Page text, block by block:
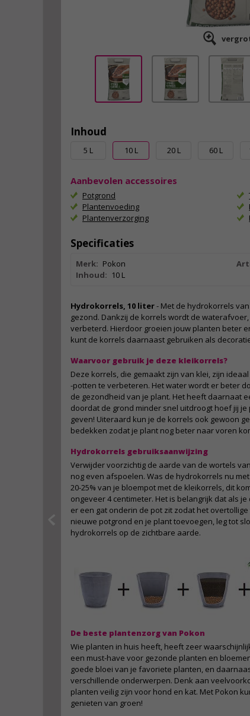
Inhoud
5 L 10 L 20 L 60 L
Aanbevolen accessoires
Potgrond
Plantenvoeding
Plantenverzorging
Specificaties
Merk: Pokon
Inhoud: 10 L
Hydrokorrels, 10 liter- Met de hydrokorrels
gezond. Dankzij de korrels wordt de
verbeterd. Hierdoor groeien jouw planten beter
kunt de korrels daarnaast gebruiken als
Waarvoor gebruik je deze kleikorrels?
Deze korrels, die gemaakt zijn van klei, zijn
-potten te verbeteren. Het water wordt er beter
de gezondheid van je plant. Het heeft daarnaat
doordat de grond minder snel uitdroogt hoef jij
geven! Uiteraard kun je de korrels ook gewoon
bedekken zodat je plant nog beter naar voren
Hydrokorrels gebruiksaanwijzing
Verwijder voorzichtig de aarde van de wortels
nog even afspoelen. Was de hydrokorrels nu
20-25% van je bloempot met de kleikorrels, dit
ongeveer 4 centimeter. Het is belangrijk dat als
er een gat onderin de pot zit zodat het
nieuwe potgrond en je plant toevoegen, leg tot
hydrokorrels op de zichtbare aarde.
De beste plantenzorg van Pokon
Wie planten in huis heeft, heeft zeer
een must-have voor gezonde planten en
goede bloei van je favoriete planten, en
verschillende onderwerpen. Denk aan
planten veilig zijn voor hond en kat. Met Pokon
genieten van groen!